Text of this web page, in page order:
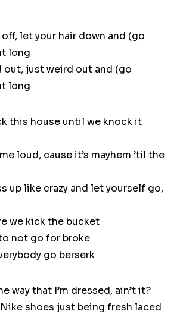
let your hair down and (go
long
out, just weird out and (go
long
this house until we knock it
loud, cause it’s mayhem ’til the
up like crazy and let yourself go,
we kick the bucket
not go for broke
go berserk
way that I’m dressed, ain’t it?
shoes just being fresh laced